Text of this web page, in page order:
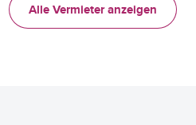
Alle Vermieter anzeigen